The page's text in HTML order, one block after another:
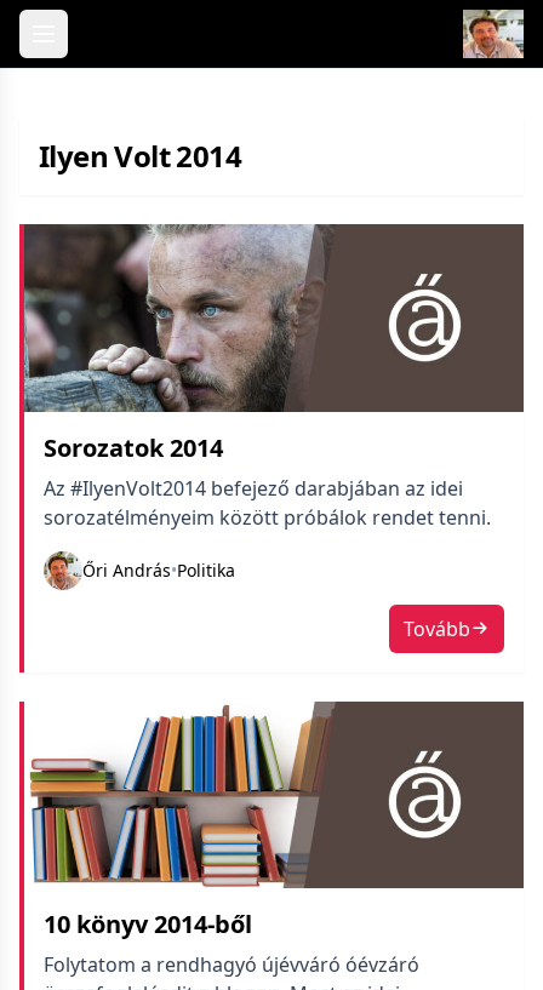
Skip to content
Ilyen Volt 2014
Sorozatok 2014
Az #IlyenVolt2014 befejező darabjában az idei
sorozatélményeim között próbálok rendet tenni.
Őri András•Politika
Tovább
10 könyv 2014-ből
Folytatom a rendhagyó újévváró óévzáró